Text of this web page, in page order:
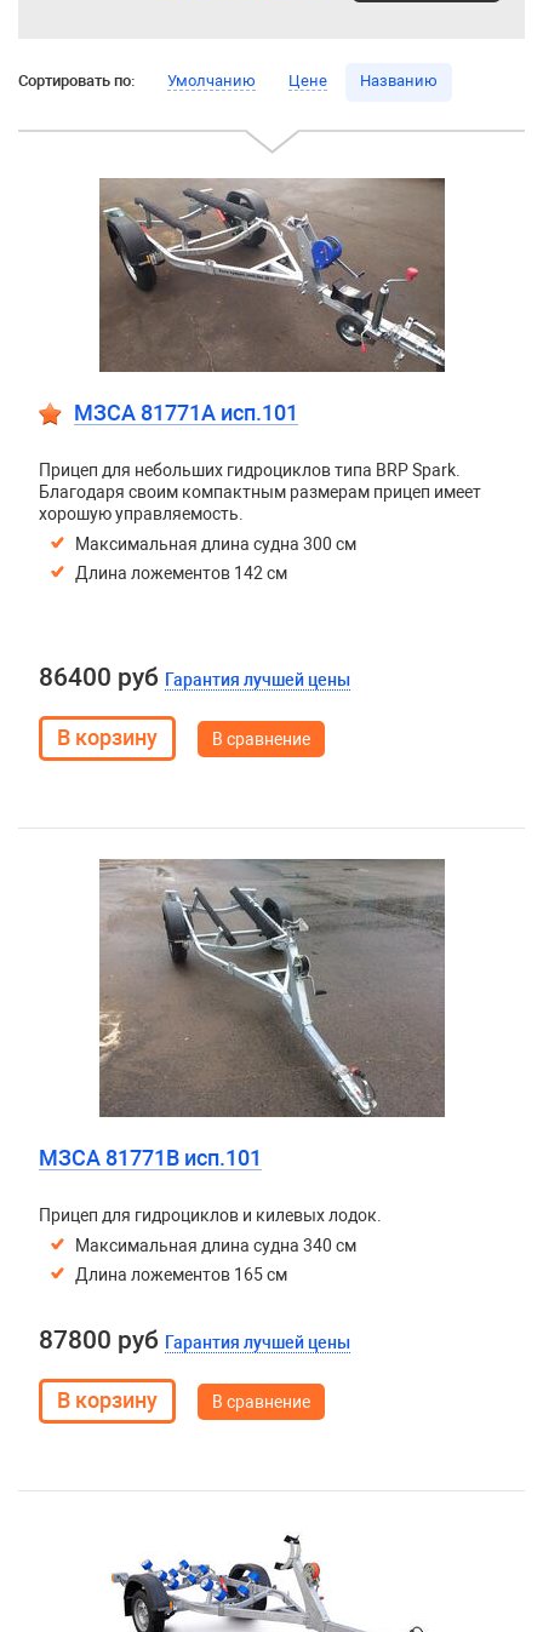
Сортировать по: Умолчанию Цене Названию
МЗСА 81771A исп.101
Прицеп для небольших гидроциклов типа BRP Spark.
Благодаря своим компактным размерам прицеп имеет
хорошую управляемость.
Максимальная длина судна 300 см
Длина ложементов 142 см
86400 руб Гарантия лучшей цены
В сравнение
МЗСА 81771B исп.101
Прицеп для гидроциклов и килевых лодок.
Максимальная длина судна 340 см
Длина ложементов 165 см
87800 руб Гарантия лучшей цены
В сравнение